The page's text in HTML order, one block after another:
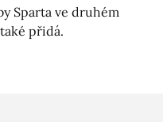
Sparta ve druhém
přidá.